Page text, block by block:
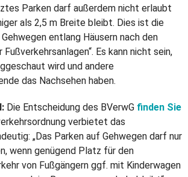
Parken darf außerdem nicht erlaubt
als 2,5 m Breite bleibt. Dies ist die
entlang Häusern nach den
Es kann nicht sein,
wird und andere
das Nachsehen haben.
Die Entscheidung des BVerwG finden Sie
verbietet das
„Das Parken auf Gehwegen darf nur
wenn genügend Platz für den
von Fußgängern ggf. mit Kinderwagen